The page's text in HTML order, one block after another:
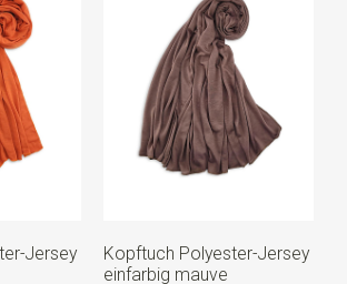
Jersey
Kopftuch Polyester-Jersey
einfarbig mauve